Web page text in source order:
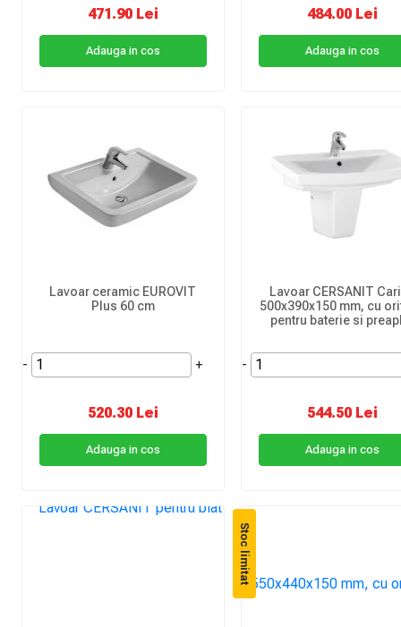
471.90 Lei
Adauga in cos
484.00 Lei
Adauga in cos
Lavoar ceramic EUROVIT
Plus 60 cm
- +
520.30 Lei
Adauga in cos
Lavoar CERSANIT
500x390x150 mm, cu
pentru baterie si
-
544.50 Lei
Adauga in cos
Stoc limitat